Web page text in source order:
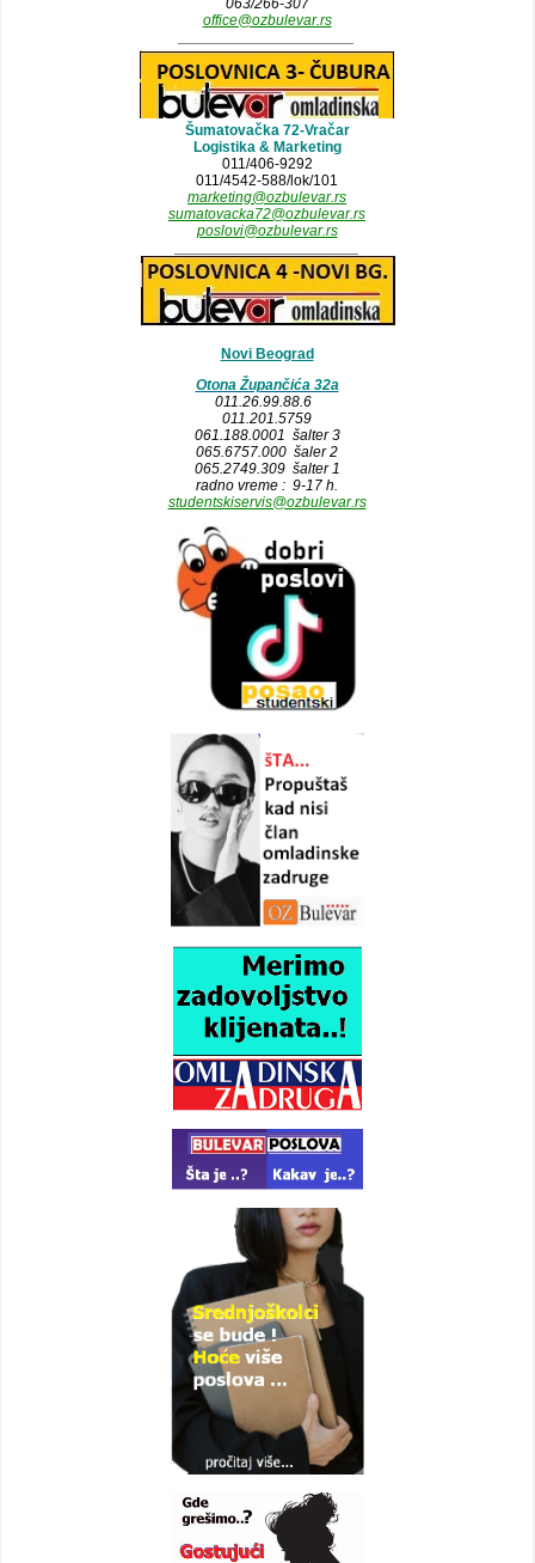
063/266-307
office@ozbulevar.rs
Šumatovačka 72-Vračar
Logistika & Marketing
011/406-9292
011/4542-588/lok/101
marketing@ozbulevar.rs
sumatovacka72@ozbulevar.rs
poslovi@ozbulevar.rs
Novi Beograd
Otona Župančića 32a
011.26.99.88.6
011.201.5759
061.188.0001 šalter 3
065.6757.000 šaler 2
065.2749.309 šalter 1
radno vreme : 9-17 h.
studentskiservis@ozbulevar.rs